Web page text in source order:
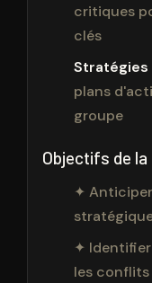
critiques
clés
Stratégies
plans
groupe
Objectifs de
✦
✦
les